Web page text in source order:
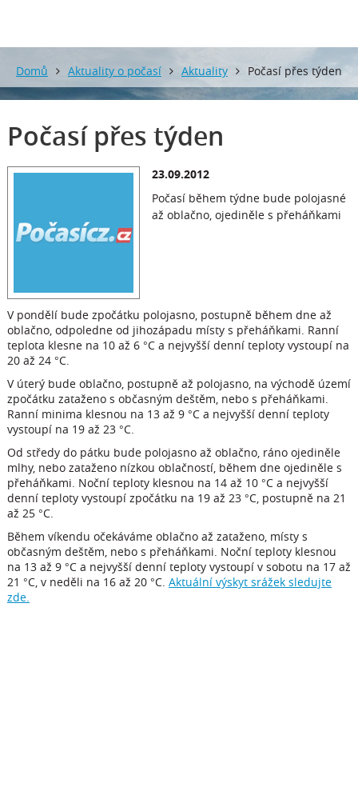
Domů Aktuality o počasí Aktuality Počasí přes týden
Počasí přes týden
23.09.2012
Počasí během týdne bude polojasné
až oblačno, ojediněle s přeháňkami
V pondělí bude zpočátku polojasno, postupně během dne až
oblačno, odpoledne od jihozápadu místy s přeháňkami. Ranní
teplota klesne na 10 až 6 °C a nejvyšší denní teploty vystoupí na
20 až 24 °C.
V úterý bude oblačno, postupně až polojasno, na východě území
zpočátku zataženo s občasným deštěm, nebo s přeháňkami.
Ranní minima klesnou na 13 až 9 °C a nejvyšší denní teploty
vystoupí na 19 až 23 °C.
Od středy do pátku bude polojasno až oblačno, ráno ojediněle
mlhy, nebo zataženo nízkou oblačností, během dne ojediněle s
přeháňkami. Noční teploty klesnou na 14 až 10 °C a nejvyšší
denní teploty vystoupí zpočátku na 19 až 23 °C, postupně na 21
až 25 °C.
Během víkendu očekáváme oblačno až zataženo, místy s
občasným deštěm, nebo s přeháňkami. Noční teploty klesnou
na 13 až 9 °C a nejvyšší denní teploty vystoupí v sobotu na 17 až
21 °C, v neděli na 16 až 20 °C. Aktuální výskyt srážek sledujte
zde.